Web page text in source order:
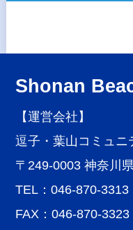
Shonan
【運営会社】
逗子・葉山コミュニ
〒249-0003 神奈川
TEL：046-870-3313
FAX：046-870-3323